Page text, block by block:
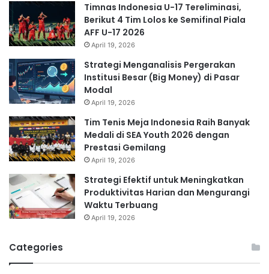
Timnas Indonesia U-17 Tereliminasi,
Berikut 4 Tim Lolos ke Semifinal Piala
AFF U-17 2026
April 19, 2026
Strategi Menganalisis Pergerakan
Institusi Besar (Big Money) di Pasar
Modal
April 19, 2026
Tim Tenis Meja Indonesia Raih Banyak
Medali di SEA Youth 2026 dengan
Prestasi Gemilang
April 19, 2026
Strategi Efektif untuk Meningkatkan
Produktivitas Harian dan Mengurangi
Waktu Terbuang
April 19, 2026
Categories